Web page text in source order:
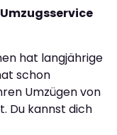
hat langjährige
schon
Umzügen von
Du kannst dich